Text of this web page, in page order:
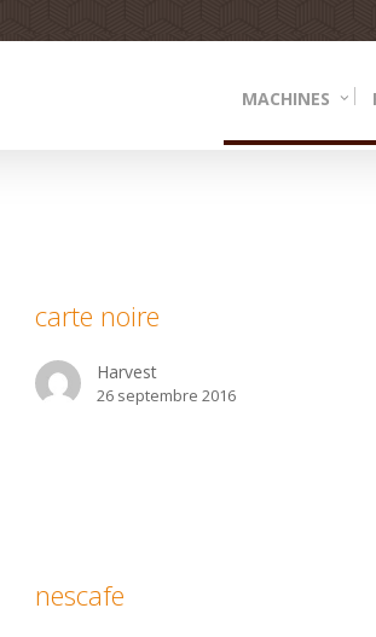
MACHINES
carte noire
Harvest
26 septembre 2016
nescafe